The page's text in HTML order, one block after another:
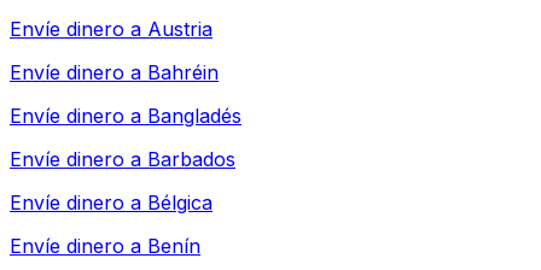
Envíe dinero a Austria
Envíe dinero a Bahréin
Envíe dinero a Bangladés
Envíe dinero a Barbados
Envíe dinero a Bélgica
Envíe dinero a Benín